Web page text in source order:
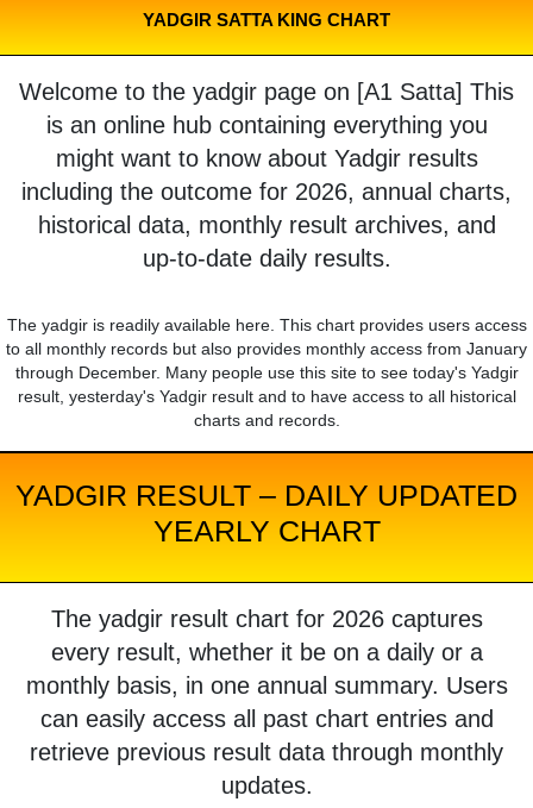
YADGIR SATTA KING CHART
Welcome to the yadgir page on [A1 Satta] This
is an online hub containing everything you
might want to know about Yadgir results
including the outcome for 2026, annual charts,
historical data, monthly result archives, and
up-to-date daily results.
The yadgir is readily available here. This chart provides users access
to all monthly records but also provides monthly access from January
through December. Many people use this site to see today's Yadgir
result, yesterday's Yadgir result and to have access to all historical
charts and records.
YADGIR RESULT – DAILY UPDATED
YEARLY CHART
The yadgir result chart for 2026 captures
every result, whether it be on a daily or a
monthly basis, in one annual summary. Users
can easily access all past chart entries and
retrieve previous result data through monthly
updates.